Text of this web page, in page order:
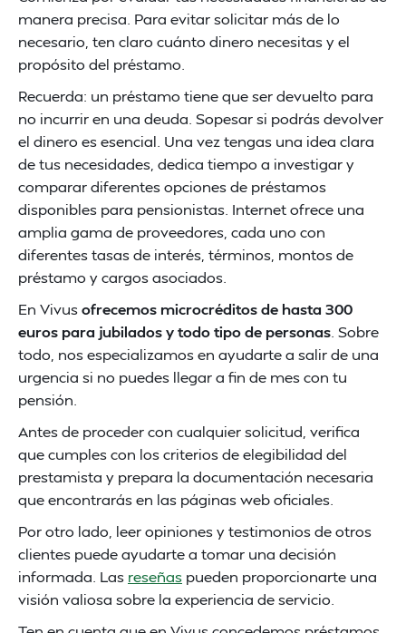
manera precisa. Para evitar solicitar más de lo
necesario, ten claro cuánto dinero necesitas y el
propósito del préstamo.
Recuerda: un préstamo tiene que ser devuelto para
no incurrir en una deuda. Sopesar si podrás devolver
el dinero es esencial. Una vez tengas una idea clara
de tus necesidades, dedica tiempo a investigar y
comparar diferentes opciones de préstamos
disponibles para pensionistas. Internet ofrece una
amplia gama de proveedores, cada uno con
diferentes tasas de interés, términos, montos de
préstamo y cargos asociados.
En Vivusofrecemos microcréditos de hasta 300
euros para jubilados y todo tipo de personas . Sobre
todo, nos especializamos en ayudarte a salir de una
urgencia si no puedes llegar a fin de mes con tu
pensión.
Antes de proceder con cualquier solicitud, verifica
que cumples con los criterios de elegibilidad del
prestamista y prepara la documentación necesaria
que encontrarás en las páginas web oficiales.
Por otro lado, leer opiniones y testimonios de otros
clientes puede ayudarte a tomar una decisión
informada. Las reseñas pueden proporcionarte una
visión valiosa sobre la experiencia de servicio.